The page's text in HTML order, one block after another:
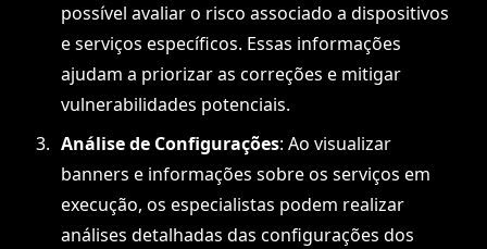
possível avaliar o risco associado a dispositivos
e serviços específicos. Essas informações
ajudam a priorizar as correções e mitigar
vulnerabilidades potenciais.
Análise de Configurações: Ao visualizar
banners e informações sobre os serviços em
execução, os especialistas podem realizar
análises detalhadas das configurações dos